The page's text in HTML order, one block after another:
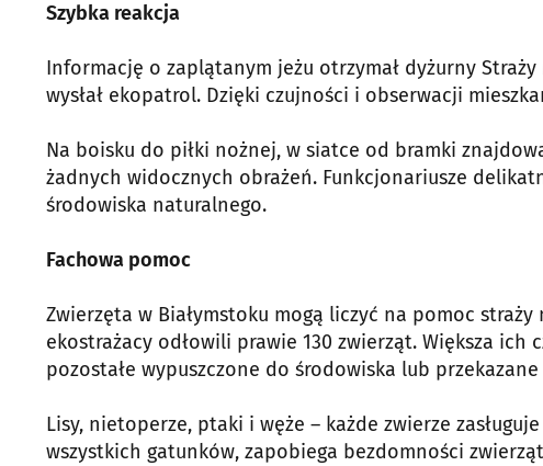
Szybka reakcja
Informację o zaplątanym jeżu otrzymał dyżurny
wysłał ekopatrol. Dzięki czujności i obserwacji
Na boisku do piłki nożnej, w siatce od bramki
żadnych widocznych obrażeń. Funkcjonariusze
środowiska naturalnego.
Fachowa pomoc
Zwierzęta w Białymstoku mogą liczyć na pomoc
ekostrażacy odłowili prawie 130 zwierząt. Większa
pozostałe wypuszczone do środowiska lub
Lisy, nietoperze, ptaki i węże – każde zwierze
wszystkich gatunków, zapobiega bezdomności